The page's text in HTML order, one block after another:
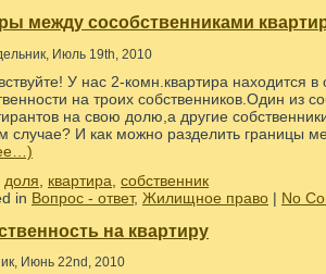
между сособственниками
Июль 19th, 2010
У нас 2-комн.квартира находится
на троих собственников.Один из
на свою долю,а другие
случае? И как можно разделить границы
доля квартира собственник
in Вопрос - ответ, Жилищное право | No
на квартиру
Июнь 22nd, 2010